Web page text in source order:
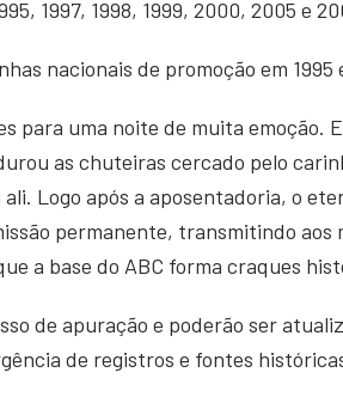
1997, 1998, 1999, 2000, 2005 e
nacionais de promoção em 1995
para uma noite de muita emoção.
as chuteiras cercado pelo
Logo após a aposentadoria, o
permanente, transmitindo aos
a base do ABC forma craques
de apuração e poderão ser
de registros e fontes